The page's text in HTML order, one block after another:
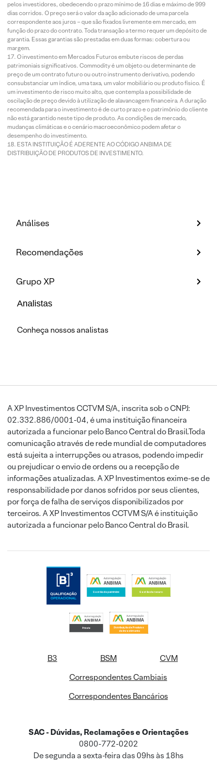
pelos investidores, obedecendo o prazo mínimo de 16 dias e máximo de 999
dias corridos. O preço será o valor da ação adicionado de uma parcela
correspondente aos juros – que são fixados livremente em mercado, em
função do prazo do contrato. Toda transação a termo requer um depósito de
garantia. Essas garantias são prestadas em duas formas: cobertura ou
margem.
O investimento em Mercados Futuros embute riscos de perdas
patrimoniais significativos. Commodity é um objeto ou determinante de
preço de um contrato futuro ou outro instrumento derivativo, podendo
consubstanciar um índice, uma taxa, um valor mobiliário ou produto físico. É
um investimento de risco muito alto, que contempla a possibilidade de
oscilação de preço devido à utilização de alavancagem financeira. A duração
recomendada para o investimento é de curto prazo e o patrimônio do cliente
não está garantido neste tipo de produto. As condições de mercado,
mudanças climáticas e o cenário macroeconômico podem afetar o
desempenho do investimento.
ESTA INSTITUIÇÃO É ADERENTE AO CÓDIGO ANBIMA DE
DISTRIBUIÇÃO DE PRODUTOS DE INVESTIMENTO.
Análises
Recomendações
Grupo XP
Analistas
Conheça nossos analistas
A XP Investimentos CCTVM S/A, inscrita sob o CNPJ:
02.332.886/0001-04, é uma instituição financeira
autorizada a funcionar pelo Banco Central do Brasil.Toda
comunicação através de rede mundial de computadores
está sujeita a interrupções ou atrasos, podendo impedir
ou prejudicar o envio de ordens ou a recepção de
informações atualizadas. A XP Investimentos exime-se de
responsabilidade por danos sofridos por seus clientes,
por força de falha de serviços disponibilizados por
terceiros. A XP Investimentos CCTVM S/A é instituição
autorizada a funcionar pelo Banco Central do Brasil.
B3 BSM
CVM
Correspondentes Cambiais
Correspondentes Bancários
SAC - Dúvidas, Reclamações e Orientações
0800-772-0202
De segunda a sexta-feira das 09hs às 18hs